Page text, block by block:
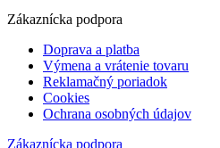
Zákaznícka podpora
Doprava a platba
Výmena a vrátenie tovaru
Reklamačný poriadok
Cookies
Ochrana osobných údajov
Zákaznícka podpora